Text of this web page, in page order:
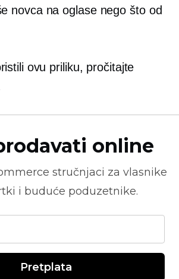
novca na oglase nego što od
ovu priliku, pročitajte
online
stručnjaci za vlasnike
i buduće poduzetnike.
Pretplata